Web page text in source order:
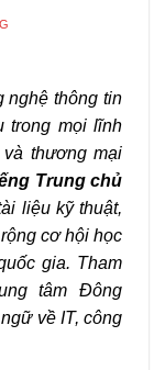
nghệ thông tin
trong mọi lĩnh
thương mại
Trung chủ
liệu kỹ thuật,
cơ hội học
gia. Tham
tâm Đông
về IT, công